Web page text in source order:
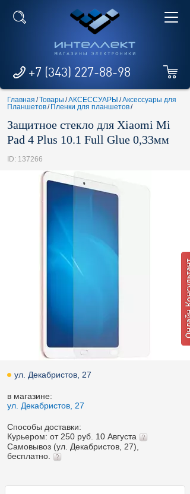
+7 (343) 227-88-98
Главная /Товары /АКСЕССУАРЫ /Аксессуары для
Планшетов/ Пленки для планшетов/
Защитное стекло для Xiaomi Mi
Pad 4 Plus 10.1 Full Glue 0,33мм
ID: 137266
ул. Декабристов, 27
в магазине:
ул. Декабристов, 27
Способы доставки:
Курьером: от 250 руб. 10 Августа
Самовывоз (ул. Декабристов, 27),
бесплатно.